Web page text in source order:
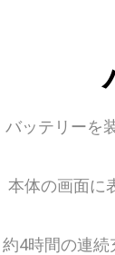
バッテリーを
本体の画面に
約4時間の連続